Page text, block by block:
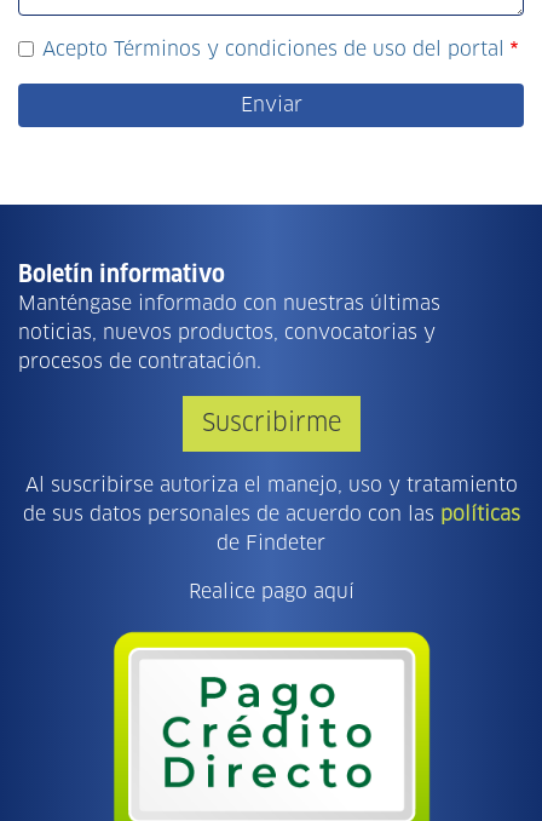
Acepto Términos y condiciones de uso del portal
Boletín informativo
Manténgase informado con nuestras últimas
noticias, nuevos productos, convocatorias y
procesos de contratación.
Suscribirme
Al suscribirse autoriza el manejo, uso y tratamiento
de sus datos personales de acuerdo con las políticas
de Findeter
Realice pago aquí